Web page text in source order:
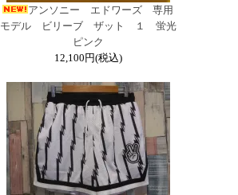
アンソニー エドワーズ 専用
モデル ビリーブ ザット １ 蛍光
ピンク
12,100円(税込)